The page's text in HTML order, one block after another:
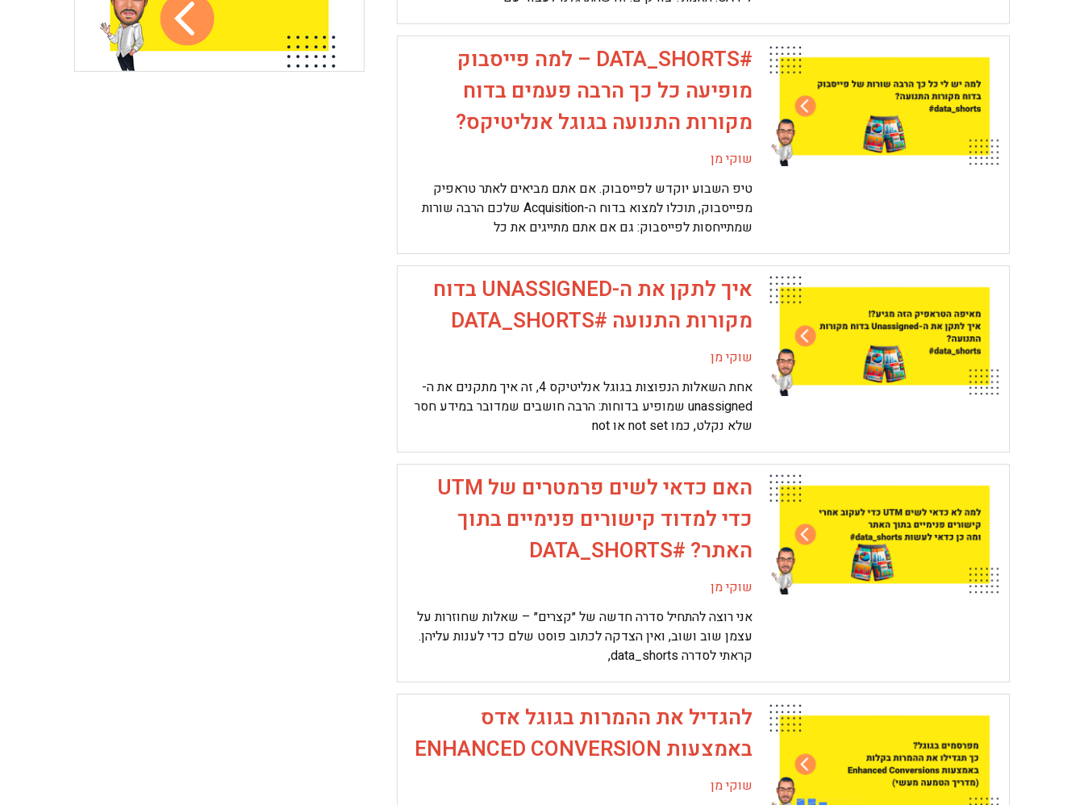
#DATA_SHORTS – למה פייסבוק
מופיעה כל כך הרבה פעמים בדוח
מקורות התנועה בגוגל אנליטיקס?
שוקי מן
טיפ השבוע יוקדש לפייסבוק. אם אתם מביאים לאתר טראפיק
מפייסבוק, תוכלו למצוא בדוח ה-Acquisition שלכם הרבה שורות
שמתייחסות לפייסבוק: גם אם אתם מתייגים את כל
איך לתקן את ה-UNASSIGNED בדוח
מקורות התנועה #DATA_SHORTS
שוקי מן
אחת השאלות הנפוצות בגוגל אנליטיקס 4, זה איך מתקנים את ה-
unassigned שמופיע בדוחות: הרבה חושבים שמדובר במידע חסר
שלא נקלט, כמו not set או not
האם כדאי לשים פרמטרים של UTM
כדי למדוד קישורים פנימיים בתוך
האתר? #DATA_SHORTS
שוקי מן
אני רוצה להתחיל סדרה חדשה של ״קצרים״ – שאלות שחוזרות על
עצמן שוב ושוב, ואין הצדקה לכתוב פוסט שלם כדי לענות עליהן.
קראתי לסדרה data_shorts,
להגדיל את ההמרות בגוגל אדס
באמצעות ENHANCED CONVERSION
שוקי מן